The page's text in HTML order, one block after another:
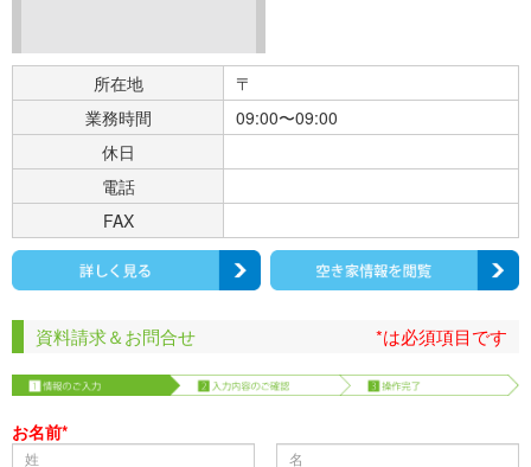
所在地
〒
業務時間
09:00〜09:00
休日
電話
FAX
資料請求＆お問合せ *は必須項目です
お名前*